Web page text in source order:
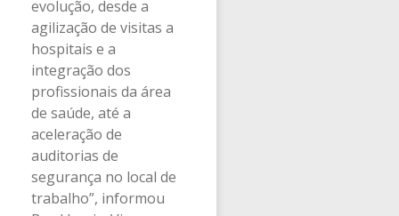
evolução, desde a
agilização de visitas a
hospitais e a
integração dos
profissionais da área
de saúde, até a
aceleração de
auditorias de
segurança no local de
trabalho”, informou